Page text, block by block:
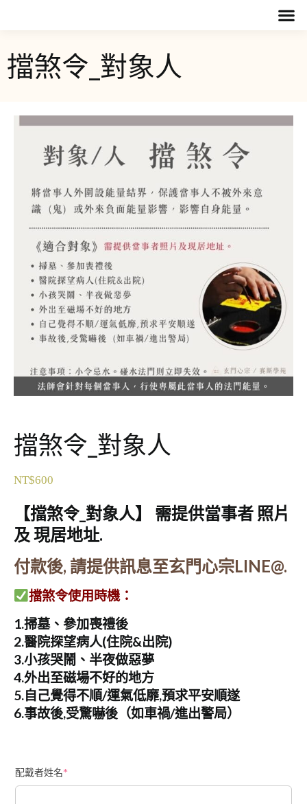
擋煞令_對象人
擋煞令_對象人
NT$600
【擋煞令_對象人】 需提供當事者 照片
及 現居地址.
付款後, 請提供訊息至玄門心宗LINE@.
擋煞令使用時機：
1.掃墓、參加喪禮後
2.醫院探望病人(住院&出院)
3.小孩哭鬧、半夜做惡夢
4.外出至磁場不好的地方
5.自己覺得不順/運氣低靡,預求平安順遂
6.事故後,受驚嚇後（如車禍/進出警局）
配戴者姓名*